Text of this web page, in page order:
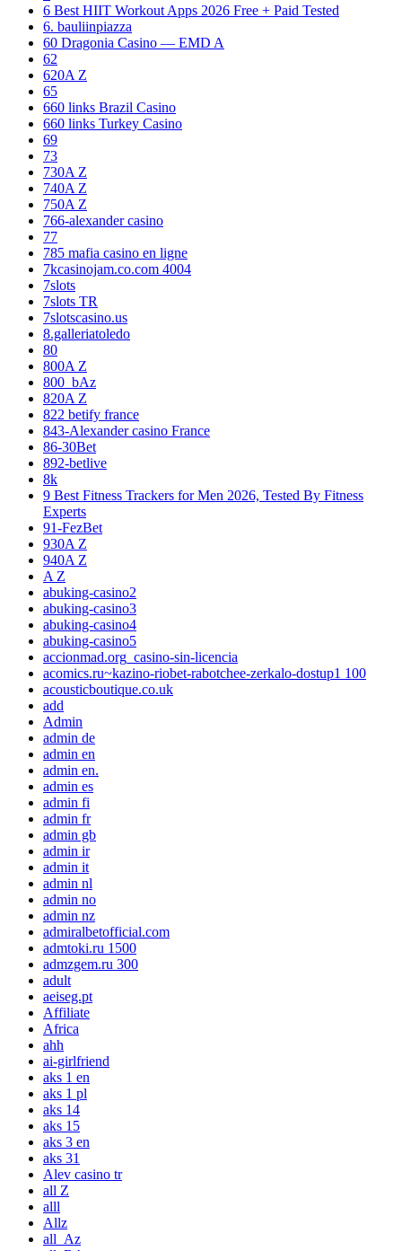
6 Best HIIT Workout Apps 2026 Free + Paid Tested
6. bauliinpiazza
60 Dragonia Casino — EMD A
62
620A Z
65
660 links Brazil Casino
660 links Turkey Casino
69
73
730A Z
740A Z
750A Z
766-alexander casino
77
785 mafia casino en ligne
7kcasinojam.co.com 4004
7slots
7slots TR
7slotscasino.us
8.galleriatoledo
80
800A Z
800_bAz
820A Z
822 betify france
843-Alexander casino France
86-30Bet
892-betlive
8k
9 Best Fitness Trackers for Men 2026, Tested By Fitness
Experts
91-FezBet
930A Z
940A Z
A Z
abuking-casino2
abuking-casino3
abuking-casino4
abuking-casino5
accionmad.org_casino-sin-licencia
acomics.ru~kazino-riobet-rabotchee-zerkalo-dostup1 100
acousticboutique.co.uk
add
Admin
admin de
admin en
admin en.
admin es
admin fi
admin fr
admin gb
admin ir
admin it
admin nl
admin no
admin nz
admiralbetofficial.com
admtoki.ru 1500
admzgem.ru 300
adult
aeiseg.pt
Affiliate
Africa
ahh
ai-girlfriend
aks 1 en
aks 1 pl
aks 14
aks 15
aks 3 en
aks 31
Alev casino tr
all Z
alll
Allz
all_Az